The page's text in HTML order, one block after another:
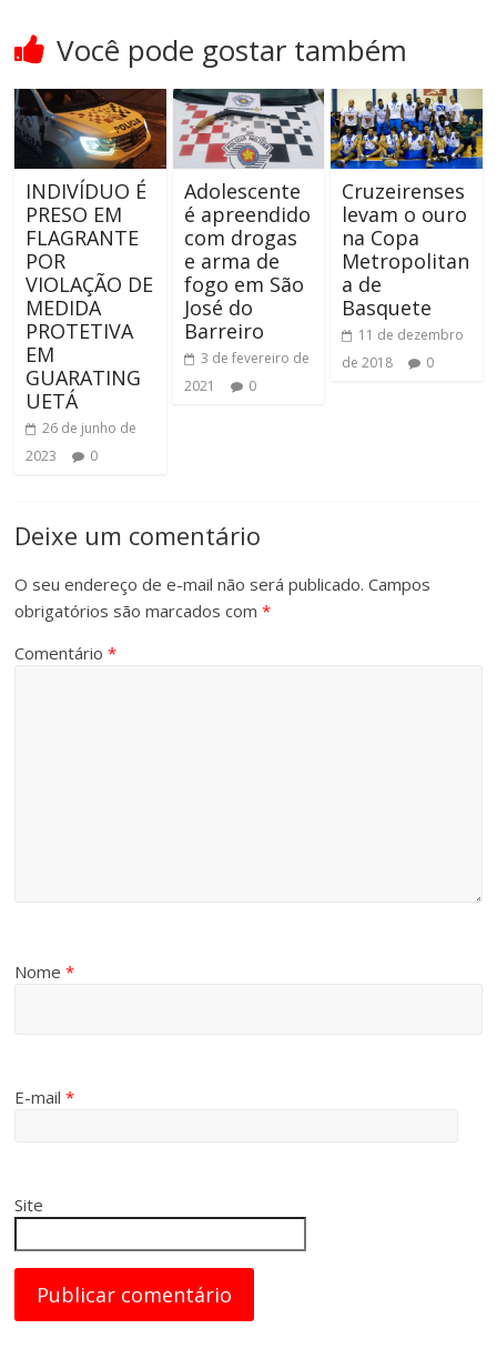
Você pode gostar também
INDIVÍDUO É
PRESO EM
FLAGRANTE
POR
VIOLAÇÃO DE
MEDIDA
PROTETIVA
EM
GUARATING
UETÁ
26 de junho de
2023
0
Adolescente
é apreendido
com drogas
e arma de
fogo em São
José do
Barreiro
3 de fevereiro de
2021
0
Cruzeirenses
levam o ouro
na Copa
Metropolitan
a de
Basquete
11 de dezembro
de 2018
0
Deixe um comentário
O seu endereço de e-mail não será publicado. Campos
obrigatórios são marcados com*
Comentário*
Nome*
E-mail*
Site